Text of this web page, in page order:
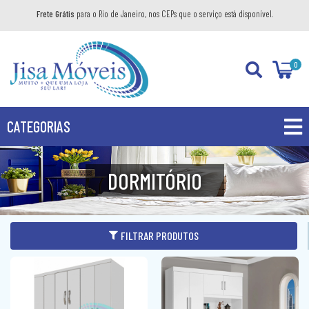
Frete Grátis para o Rio de Janeiro, nos CEPs que o serviço está disponível.
0
CATEGORIAS
PROMOÇÕES
PRODUTOS
BANHEIRO
KIT GABINETE
BANDEJA DECORATIVA
DORMITÓRIO
DORMITÓRIO
FILTRAR PRODUTOS